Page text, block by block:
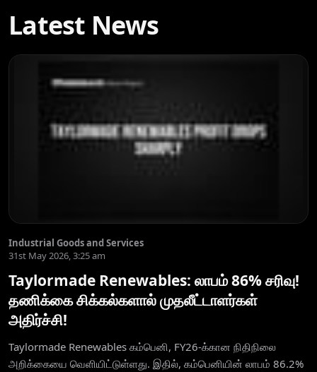
Latest News
Industrial Goods and Services
31st May 2026, 3:25 am
Taylormade Renewables: லாபம் 86% சரிவு!
தணிக்கை சிக்கல்களால் முதலீட்டாளர்கள்
அதிர்ச்சி!
Taylormade Renewables கம்பெனி, FY26-க்கான நிதிநிலை
அறிக்கையை வெளியிட்டுள்ளது. இதில், கம்பெனியின் லாபம் 86.2%